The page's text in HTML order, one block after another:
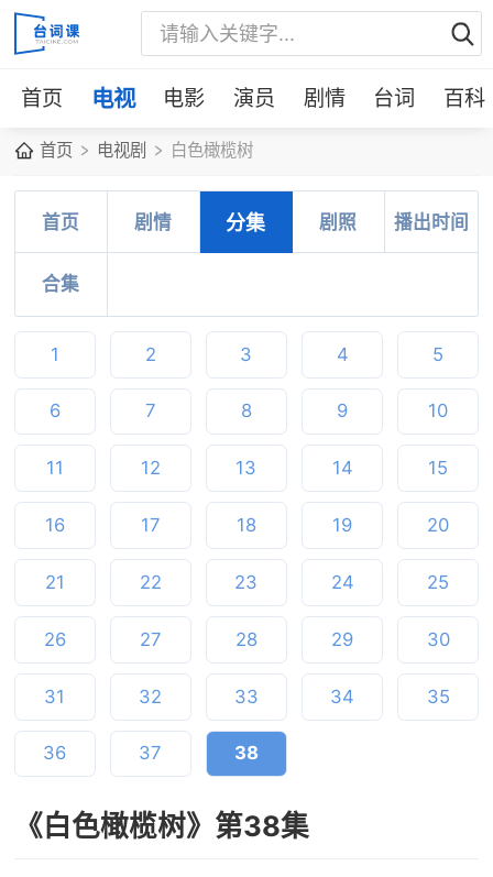
首页 电视 电影 演员 剧情 台词 百科
首页 电视剧 白色橄榄树
首页 剧情 分集 剧照 播出时间
合集
1 2 3 4 5
6 7 8 9 10
11 12 13 14 15
16 17 18 19 20
21 22 23 24 25
26 27 28 29 30
31 32 33 34 35
36 37 38
《白色橄榄树》第38集